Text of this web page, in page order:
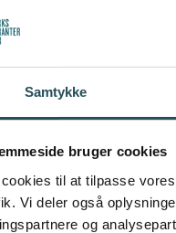
Samtykke
bruger cookies
til at tilpasse
Vi deler også
og
nødvendige
finde sted
fra gule lande,